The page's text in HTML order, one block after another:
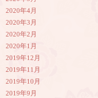
2020年4月
2020年3月
2020年2月
2020年1月
2019年12月
2019年11月
2019年10月
2019年9月